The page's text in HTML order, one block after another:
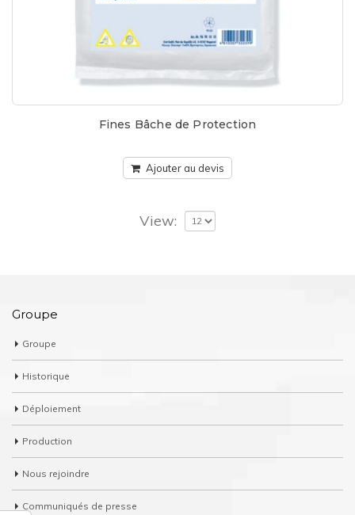
Fines Bâche de Protection
Ajouter au devis
View:
Groupe
Groupe
Historique
Déploiement
Production
Nous rejoindre
Communiqués de presse